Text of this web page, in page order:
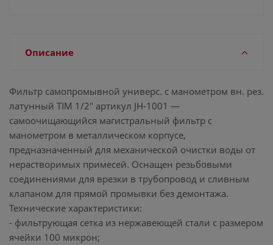
Описание
Фильтр самопромывной универс. с манометром вн. рез.
латунный TIM 1/2" артикул JH-1001 —
самоочищающийся магистральный фильтр с
манометром в металлическом корпусе,
предназначенный для механической очистки воды от
нерастворимых примесей. Оснащен резьбовыми
соединениями для врезки в трубопровод и сливным
клапаном для прямой промывки без демонтажа.
Технические характеристики:
- фильтрующая сетка из нержавеющей стали с размером
ячейки 100 микрон;